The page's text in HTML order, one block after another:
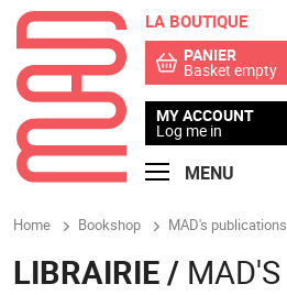
Go to menu
Go to contents
LA BOUTIQUE
PANIER
Basket empty
MY ACCOUNT
Log me in
MENU
Home Bookshop MAD's publications
LIBRAIRIE / MAD'S